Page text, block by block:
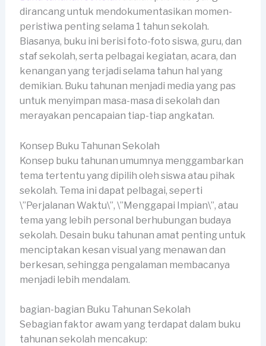
dirancang untuk mendokumentasikan momen-
peristiwa penting selama 1 tahun sekolah.
Biasanya, buku ini berisi foto-foto siswa, guru, dan
staf sekolah, serta pelbagai kegiatan, acara, dan
kenangan yang terjadi selama tahun hal yang
demikian. Buku tahunan menjadi media yang pas
untuk menyimpan masa-masa di sekolah dan
merayakan pencapaian tiap-tiap angkatan.
Konsep Buku Tahunan Sekolah
Konsep buku tahunan umumnya menggambarkan
tema tertentu yang dipilih oleh siswa atau pihak
sekolah. Tema ini dapat pelbagai, seperti
\”Perjalanan Waktu\”, \”Menggapai Impian\”, atau
tema yang lebih personal berhubungan budaya
sekolah. Desain buku tahunan amat penting untuk
menciptakan kesan visual yang menawan dan
berkesan, sehingga pengalaman membacanya
menjadi lebih mendalam.
bagian-bagian Buku Tahunan Sekolah
Sebagian faktor awam yang terdapat dalam buku
tahunan sekolah mencakup: